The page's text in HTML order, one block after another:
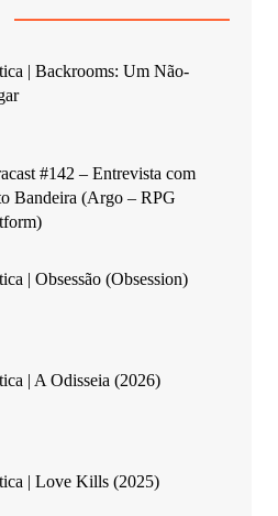
| Backrooms: Um Não-
#142 – Entrevista com
Bandeira (Argo – RPG
| Obsessão (Obsession)
| A Odisseia (2026)
| Love Kills (2025)